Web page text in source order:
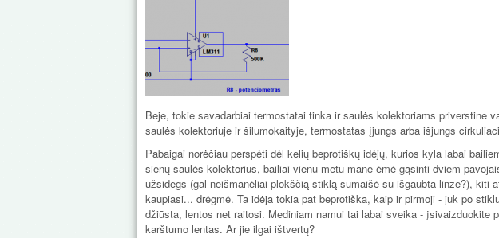
Beje, tokie savadarbiai termostatai tinka ir saulės kolektoriams priverstine
saulės kolektoriuje ir šilumokaityje, termostatas įjungs arba išjungs
Pabaigai norėčiau perspėti dėl kelių beprotiškų idėjų, kurios kyla labai
sienų saulės kolektorius, bailiai vienu metu mane ėmė gąsinti dviem
užsidegs (gal neišmanėliai plokščią stiklą sumaišė su išgaubta linze?), kiti
kaupiasi... drėgmė. Ta idėja tokia pat beprotiška, kaip ir pirmoji - juk po
džiūsta, lentos net raitosi. Mediniam namui tai labai sveika - įsivaizduokite
karštumo lentas. Ar jie ilgai ištvertų?